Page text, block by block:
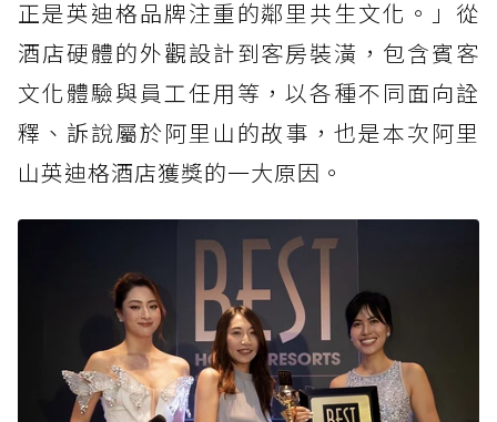
正是英迪格品牌注重的鄰里共生文化。」從
酒店硬體的外觀設計到客房裝潢，包含賓客
文化體驗與員工任用等，以各種不同面向詮
釋、訴說屬於阿里山的故事，也是本次阿里
山英迪格酒店獲獎的一大原因。